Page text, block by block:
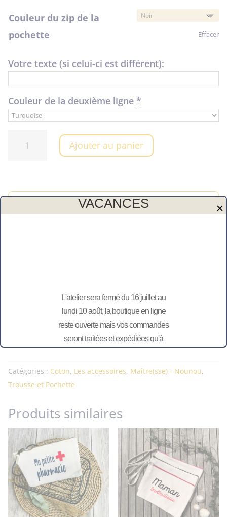
Couleur du zip de la
pochette
Effacer
Votre texte (si celui-ci est différent):
Couleur de la deuxième ligne *
trop
Ajouter au panier
Conseils d’entretien:
Attention : Conformément à l’article L
121-20-2 du code de la consommation, le
droit de rétractation ne peut être exercé
pour toute commande personnalisée
Catégories : Coton, Les accessoires, Maître(sse) - Nounou,
Trousse et Pochette
Produits similaires
VACANCES ✕
L'atelier sera fermé du 16 juillet au
lundi 10 août, la boutique en ligne
reste ouverte mais vos commandes
seront traitées et expédiées qu'à